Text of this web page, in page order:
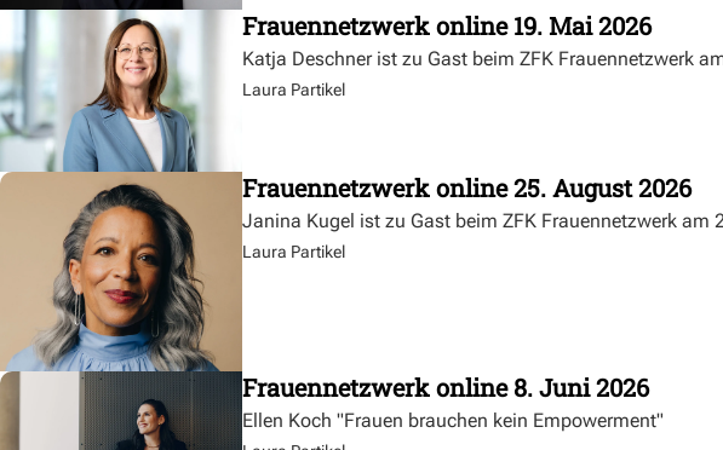
Frauennetzwerk online 19. Mai 2026
Katja Deschner ist zu Gast beim ZFK Frauennetzwerk
Laura Partikel
Frauennetzwerk online 25. August 2026
Janina Kugel ist zu Gast beim ZFK Frauennetzwerk am
Laura Partikel
Frauennetzwerk online 8. Juni 2026
Ellen Koch "Frauen brauchen kein Empowerment"